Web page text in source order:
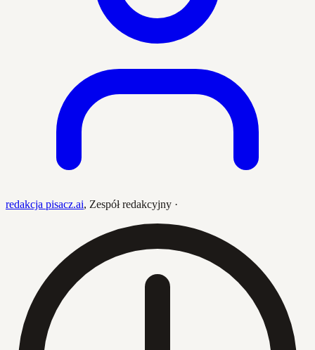
redakcja pisacz.ai, Zespół redakcyjny ·